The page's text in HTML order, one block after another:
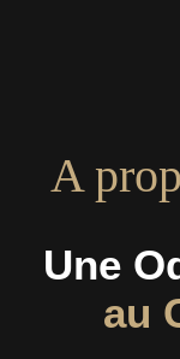
A
Une
au